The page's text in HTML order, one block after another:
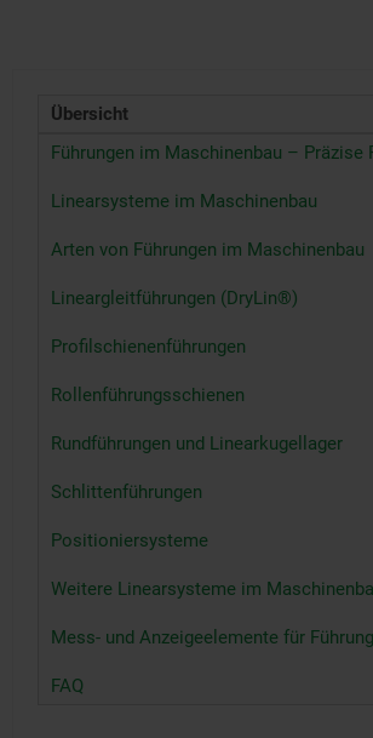
Übersicht
Führungen im Maschinenbau –
Linearsysteme im Maschinenbau
Arten von Führungen im Maschinenbau
Lineargleitführungen (DryLin®)
Profilschienenführungen
Rollenführungsschienen
Rundführungen und Linearkugellager
Schlittenführungen
Positioniersysteme
Weitere Linearsysteme im
Mess- und Anzeigeelemente für
FAQ